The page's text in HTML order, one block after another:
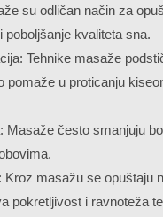
su odličan način za
poboljšanje kvaliteta sna.
Tehnike masaže
pomaže u proticanju
Masaže često smanjuju
Kroz masažu se opuštaju
pokretljivost i ravnoteža